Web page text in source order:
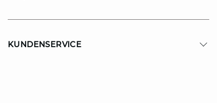
KUNDENSERVICE